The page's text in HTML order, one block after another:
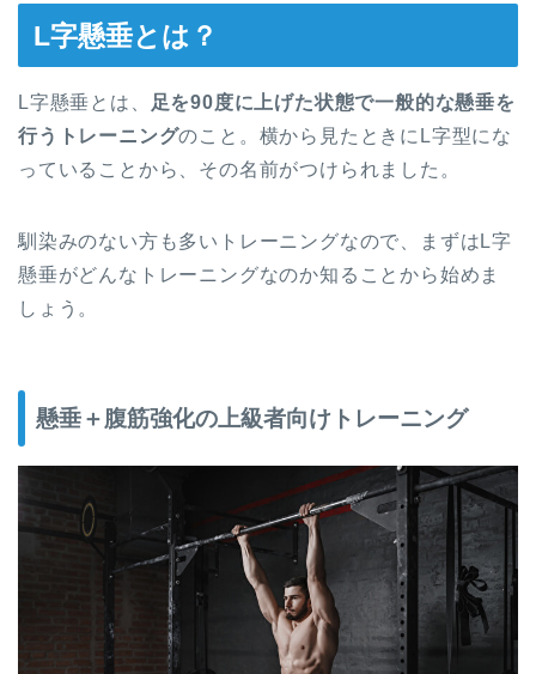
L字懸垂とは？
L字懸垂とは、
足を90度に上げた状態で一般的な懸垂を
行うトレーニングのこと。横から見たときにL字型にな
っていることから、その名前がつけられました。
馴染みのない方も多いトレーニングなので、まずはL字
懸垂がどんなトレーニングなのか知ることから始めま
しょう。
懸垂＋腹筋強化の上級者向けトレーニング